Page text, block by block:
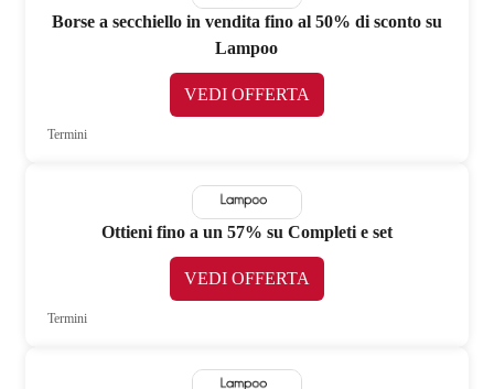
Borse a secchiello in vendita fino al 50% di sconto su
Lampoo
VEDI OFFERTA
Termini
Ottieni fino a un 57% su Completi e set
VEDI OFFERTA
Termini